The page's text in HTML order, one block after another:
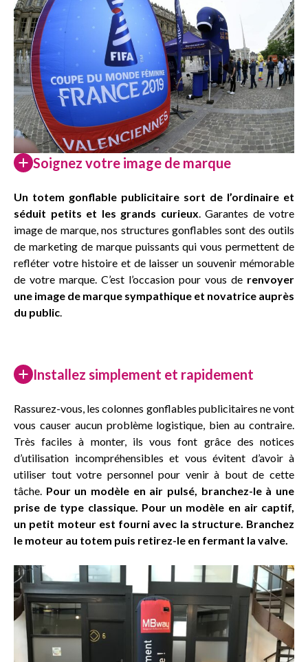
Soignez votre image de marque
Un totem gonflable publicitaire sort de l’ordinaire et
séduit petits et les grands curieux. Garantes de votre
image de marque, nos structures gonflables sont des outils
de marketing de marque puissants qui vous permettent de
refléter votre histoire et de laisser un souvenir mémorable
de votre marque. C’est l’occasion pour vous de renvoyer
une image de marque sympathique et novatrice auprès
du public.
Installez simplement et rapidement
Rassurez-vous, les colonnes gonflables publicitaires ne vont
vous causer aucun problème logistique, bien au contraire.
Très faciles à monter, ils vous font grâce des notices
d’utilisation incompréhensibles et vous évitent d’avoir à
utiliser tout votre personnel pour venir à bout de cette
tâche. Pour un modèle en air pulsé, branchez-le à une
prise de type classique. Pour un modèle en air captif,
un petit moteur est fourni avec la structure. Branchez
le moteur au totem puis retirez-le en fermant la valve.